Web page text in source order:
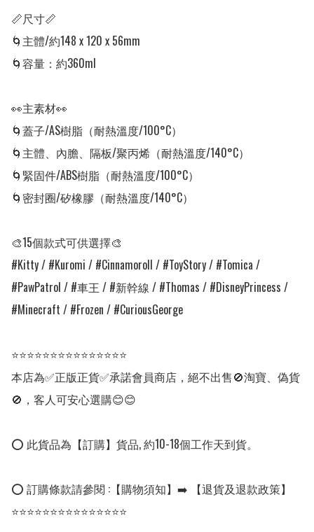
📏尺寸📏
🌀主體/約148 x 120 x 56mm
🌀容量：約360ml
👀主素材👀
🌀蓋子/AS樹脂（耐熱溫度/100°C）
🌀主體、內膽、隔板/聚丙烯（耐熱溫度/140°C）
🌀緊固件/ABS樹脂（耐熱溫度/100°C）
🌀密封圈/矽橡膠（耐熱溫度/140°C）
🎨15個款式可供選擇🎨
#Kitty / #Kuromi / #Cinnamoroll / #ToyStory / #Tomica /
#PawPatrol / #車王 / #新幹線 / #Thomas / #DisneyPrincess /
#Minecraft / #Frozen / #CuriousGeorge
⭐⭐⭐⭐⭐⭐⭐⭐⭐⭐⭐⭐⭐⭐⭐
本店為✅正版正貨✅承諾會員商店，絕不出售🚫淘寶、偽貨
🚫，客人可安心選購😊😊
⭕ 此貨品為【訂購】貨品, 約10-18個工作天到貨。
⭕ 訂購條款請參閱 :【購物須知】➡️ 【退貨及退款政策】
⭐⭐⭐⭐⭐⭐⭐⭐⭐⭐⭐⭐⭐⭐⭐